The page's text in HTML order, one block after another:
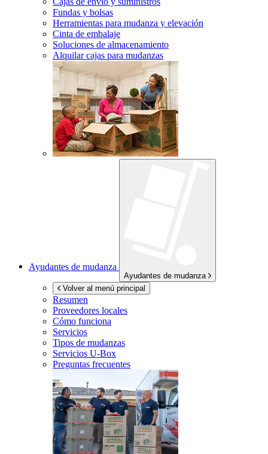
Fundas y bolsas
Herramientas para mudanza y elevación
Cinta de embalaje
Soluciones de almacenamiento
Alquilar cajas para mudanzas
Ayudantes de mudanza
Ayudantes de mudanza
Volver al menú principal
Resumen
Proveedores locales
Cómo funciona
Servicios
Tipos de mudanzas
Servicios U-Box
Preguntas frecuentes